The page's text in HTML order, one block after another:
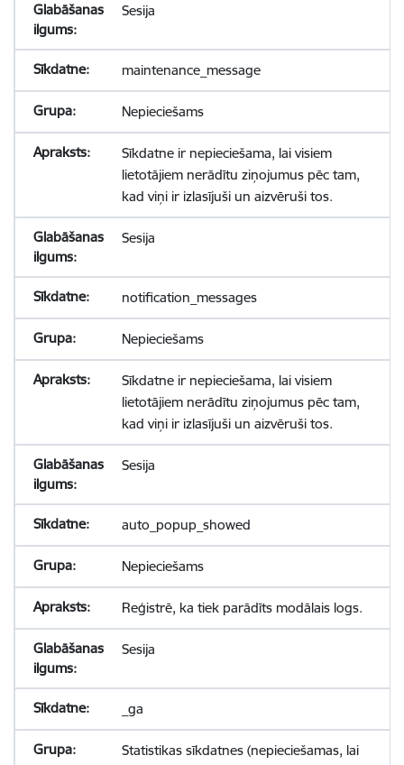
Sesija
maintenance_message
Nepieciešams
Sīkdatne ir nepieciešama, lai visiem
lietotājiem nerādītu ziņojumus pēc tam,
kad viņi ir izlasījuši un aizvēruši tos.
Sesija
notification_messages
Nepieciešams
Sīkdatne ir nepieciešama, lai visiem
lietotājiem nerādītu ziņojumus pēc tam,
kad viņi ir izlasījuši un aizvēruši tos.
Sesija
auto_popup_showed
Nepieciešams
Reģistrē, ka tiek parādīts modālais logs.
Sesija
_ga
Statistikas sīkdatnes (nepieciešamas, lai